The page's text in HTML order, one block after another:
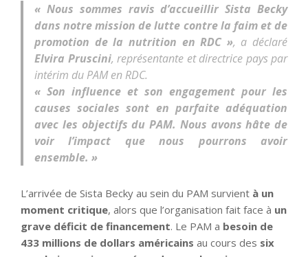
« Nous sommes ravis d’accueillir Sista Becky
dans notre mission de lutte contre la faim et de
promotion de la nutrition en RDC », a déclaré
Elvira Pruscini, représentante et directrice pays par
intérim du PAM en RDC.
« Son influence et son engagement pour les
causes sociales sont en parfaite adéquation
avec les objectifs du PAM. Nous avons hâte de
voir l’impact que nous pourrons avoir
ensemble. »
L’arrivée de Sista Becky au sein du PAM survient à un
moment critique, alors que l’organisation fait face à un
grave déficit de financement. Le PAM a besoin de
433 millions de dollars américains au cours des six